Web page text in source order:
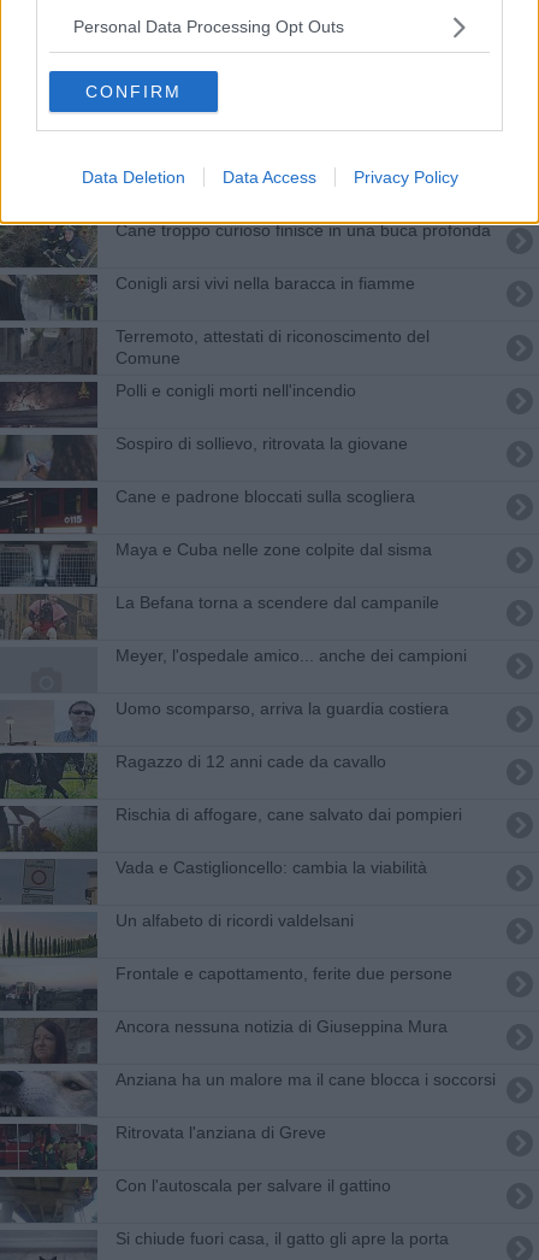
Personal Data Processing Opt Outs
CONFIRM
Data Deletion Data Access Privacy Policy
800 bambini al Palacongressi
Tre cani finiti nell'Arno
Cade da cavallo, portata via con l'elicottero
Cane troppo curioso finisce in una buca profonda
Conigli arsi vivi nella baracca in fiamme
Terremoto, attestati di riconoscimento del
Comune
Polli e conigli morti nell'incendio
Sospiro di sollievo, ritrovata la giovane
Cane e padrone bloccati sulla scogliera
Maya e Cuba nelle zone colpite dal sisma
La Befana torna a scendere dal campanile
Meyer, l'ospedale amico... anche dei campioni
Uomo scomparso, arriva la guardia costiera
Ragazzo di 12 anni cade da cavallo
Rischia di affogare, cane salvato dai pompieri
Vada e Castiglioncello: cambia la viabilità
Un alfabeto di ricordi valdelsani
Frontale e capottamento, ferite due persone
Ancora nessuna notizia di Giuseppina Mura
Anziana ha un malore ma il cane blocca i soccorsi
Ritrovata l'anziana di Greve
Con l'autoscala per salvare il gattino
Si chiude fuori casa, il gatto gli apre la porta